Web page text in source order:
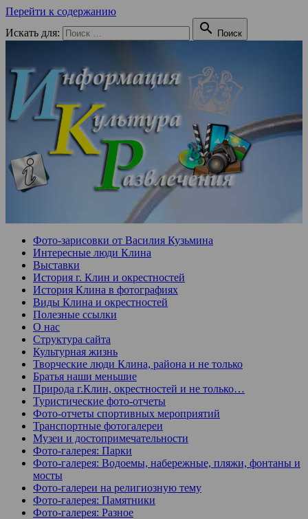
Перейти к содержанию
Искать для:
 Поиск
Фото-зарисовки от Василия Кузьмина
Интересные люди Клина
Выставки
История г. Клин и окрестностей
История Клина в фотографиях
Виды Клина и окрестностей
Полезные ссылки
О нас
Структура сайта
Культурная жизнь
Творческие люди Клина, района и не только
Братья наши меньшие
Природа г.Клин, окрестностей и не только…
Туристические фото-отчеты
Фото-отчеты спортивных мероприятий
Транспортные фотогалереи
Музеи и достопримечательности
Фото-галерея: Парки
Фото-галерея: Водоемы, набережные, пляжи, фонтаны и
мосты
Фото-галереи на религиозную тему
Фото-галерея: Памятники
Фото-галерея: Разное